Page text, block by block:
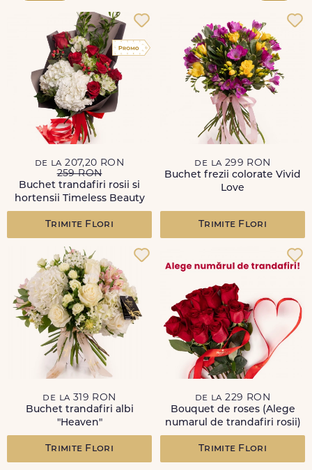
de la 207,20 RON
259 RON
Buchet trandafiri rosii si
hortensii Timeless Beauty
Trimite Flori
de la 299 RON
Buchet frezii colorate Vivid
Love
Trimite Flori
de la 319 RON
Buchet trandafiri albi
"Heaven"
Trimite Flori
de la 229 RON
Bouquet de roses (Alege
numarul de trandafiri rosii)
Trimite Flori